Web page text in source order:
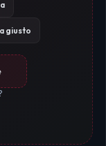
giusto